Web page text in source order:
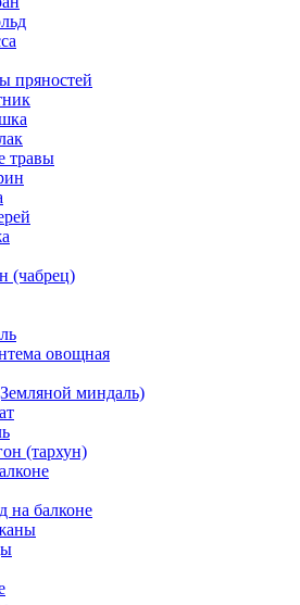
пряностей
травы
(чабрец)
овощная
миндаль)
(тархун)
на балконе